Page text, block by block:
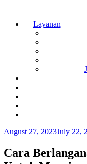
Layanan
Posted
August 27, 2023July 22,
Cara